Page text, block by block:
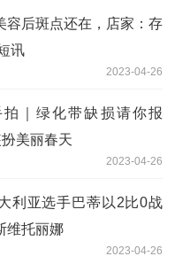
容后斑点还在，店家：存
讯
2023-04-26
｜绿化带缺损请你报
扮美丽春天
2023-04-26
利亚选手巴蒂以2比0战
维托丽娜
2023-04-26